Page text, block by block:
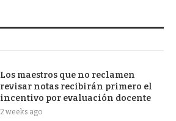
Los maestros que no reclamen
revisar notas recibirán primero el
incentivo por evaluación docente
2 weeks ago